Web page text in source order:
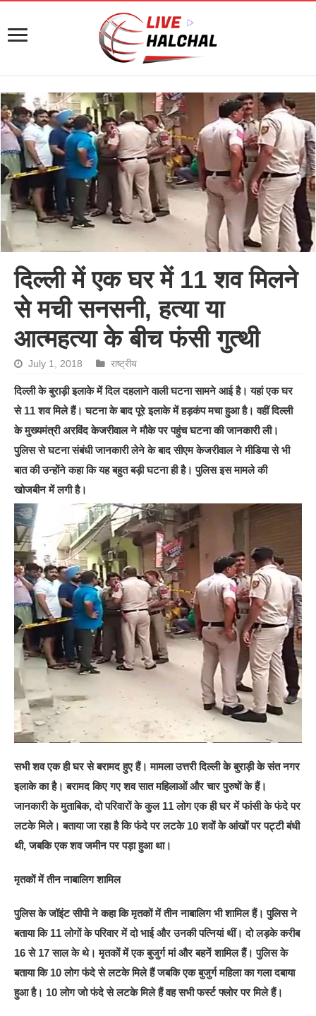
दिल्ली में एक घर में 11 शव मिलने
से मची सनसनी, हत्या या
आत्महत्या के बीच फंसी गुत्थी
July 1, 2018 राष्ट्रीय
दिल्ली के बुराड़ी इलाके में दिल दहलाने वाली घटना सामने आई है। यहां एक घर
से 11 शव मिले हैं। घटना के बाद पूरे इलाके में हड़कंप मचा हुआ है। वहीं दिल्ली
के मुख्यमंत्री अरविंद केजरीवाल ने मौके पर पहुंच घटना की जानकारी ली।
पुलिस से घटना संबंधी जानकारी लेने के बाद सीएम केजरीवाल ने मीडिया से भी
बात की उन्होंने कहा कि यह बहुत बड़ी घटना ही है। पुलिस इस मामले की
खोजबीन में लगी है।
सभी शव एक ही घर से बरामद हुए हैं। मामला उत्तरी दिल्ली के बुराड़ी के संत नगर
इलाके का है। बरामद किए गए शव सात महिलाओं और चार पुरुषों के हैं।
जानकारी के मुताबिक, दो परिवारों के कुल 11 लोग एक ही घर में फांसी के फंदे पर
लटके मिले। बताया जा रहा है कि फंदे पर लटके 10 शवों के आंखों पर पट्टी बंधी
थी, जबकि एक शव जमीन पर पड़ा हुआ था।
मृतकों में तीन नाबालिग शामिल
पुलिस के जॉइंट सीपी ने कहा कि मृतकों में तीन नाबालिग भी शामिल हैं। पुलिस ने
बताया कि 11 लोगों के परिवार में दो भाई और उनकी पत्नियां थीं। दो लड़के करीब
16 से 17 साल के थे। मृतकों में एक बुजुर्ग मां और बहनें शामिल हैं। पुलिस के
बताया कि 10 लोग फंदे से लटके मिले हैं जबकि एक बुजुर्ग महिला का गला दबाया
हुआ है। 10 लोग जो फंदे से लटके मिले हैं वह सभी फर्स्ट फ्लोर पर मिले हैं।